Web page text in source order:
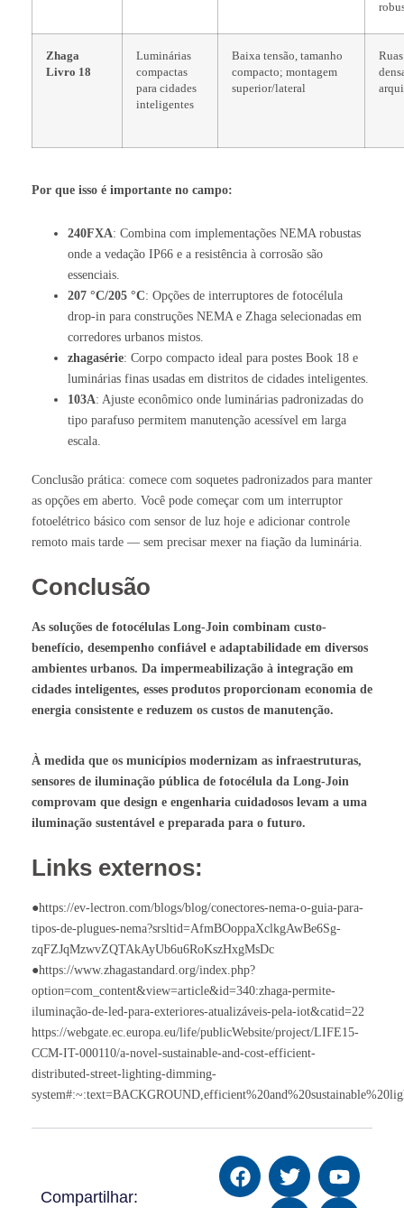
Zhaga
Livro 18
Luminárias
compactas
para cidades
inteligentes
Baixa tensão, tamanho
compacto; montagem
superior/lateral
Por que isso é importante no campo:
240FXA: Combina com implementações NEMA robustas
onde a vedação IP66 e a resistência à corrosão são
essenciais.
207 °C/205 °C: Opções de interruptores de fotocélula
drop-in para construções NEMA e Zhaga selecionadas em
corredores urbanos mistos.
zhagasérie: Corpo compacto ideal para postes Book 18 e
luminárias finas usadas em distritos de cidades inteligentes.
103A: Ajuste econômico onde luminárias padronizadas do
tipo parafuso permitem manutenção acessível em larga
escala.
Conclusão prática: comece com soquetes padronizados para manter
as opções em aberto. Você pode começar com um interruptor
fotoelétrico básico com sensor de luz hoje e adicionar controle
remoto mais tarde — sem precisar mexer na fiação da luminária.
Conclusão
As soluções de fotocélulas Long-Join combinam custo-
benefício, desempenho confiável e adaptabilidade em diversos
ambientes urbanos. Da impermeabilização à integração em
cidades inteligentes, esses produtos proporcionam economia de
energia consistente e reduzem os custos de manutenção.
À medida que os municípios modernizam as infraestruturas,
sensores de iluminação pública de fotocélula da Long-Join
comprovam que design e engenharia cuidadosos levam a uma
iluminação sustentável e preparada para o futuro.
Links externos:
●https://ev-lectron.com/blogs/blog/conectores-nema-o-guia-para-
tipos-de-plugues-nema?srsltid=AfmBOoppaXclkgAwBe6Sg-
zqFZJqMzwvZQTAkAyUb6u6RoKszHxgMsDc
●https://www.zhagastandard.org/index.php?
option=com_content&view=article&id=340:zhaga-permite-
iluminação-de-led-para-exteriores-atualizáveis-pela-iot&catid=22
https://webgate.ec.europa.eu/life/publicWebsite/project/LIFE15-
CCM-IT-000110/a-novel-sustainable-and-cost-efficient-
distributed-street-lighting-dimming-
Compartilhar: